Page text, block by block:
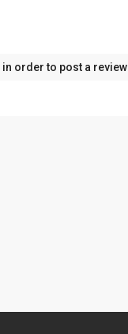
in order to post a review